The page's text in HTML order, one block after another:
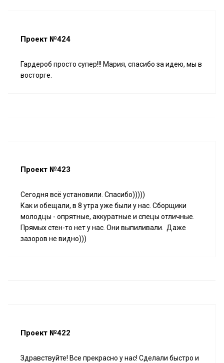
Проект №424
Гардероб просто супер!!! Мария, спасибо за идею, мы в
восторге.
Проект №423
Сегодня всё установили. Спасибо)))))
Как и обещали, в 8 утра уже были у нас. Сборщики
молодцы - опрятные, аккуратные и спецы отличные.
Прямых стен-то нет у нас. Они выпиливали. Даже
зазоров не видно)))
Проект №422
Здравствуйте! Все прекрасно у нас! Сделали быстро и